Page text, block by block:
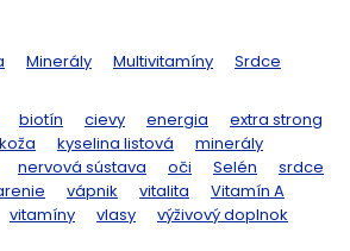
Minerály Multivitamíny
Srdce
biotín cievy energia
extra strong
koža kyselina listová
minerály
nervová sústava oči Selén
srdce
vápnik vitalita
Vitamín A
vitamíny vlasy
výživový doplnok